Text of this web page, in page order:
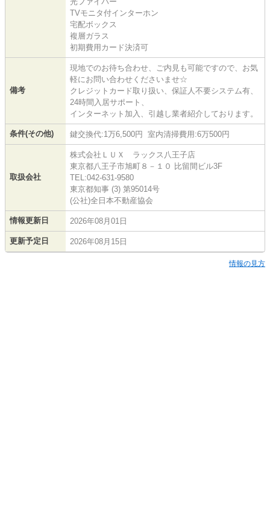
TVモニタ付インターホン
宅配ボックス
複層ガラス
初期費用カード決済可
備考
現地でのお待ち合わせ、ご内見も可能ですので、お気
軽にお問い合わせくださいませ☆
クレジットカード取り扱い、保証人不要システム有、
24時間入居サポート、
インターネット加入、引越し業者紹介しております。
条件(その他) 鍵交換代:1万6,500円 室内清掃費用:6万500円
取扱会社
株式会社ＬＵＸ ラックス八王子店
東京都八王子市旭町８－１０ 比留間ビル3F
TEL:042-631-9580
東京都知事 (3) 第95014号
(公社)全日本不動産協会
情報更新日 2026年08月01日
更新予定日 2026年08月15日
情報の見方